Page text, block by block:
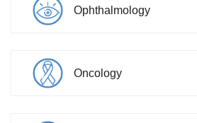
Ophthalmology
Oncology